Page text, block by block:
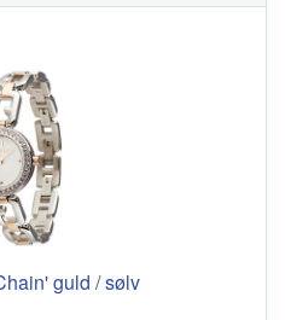
guld / sølv